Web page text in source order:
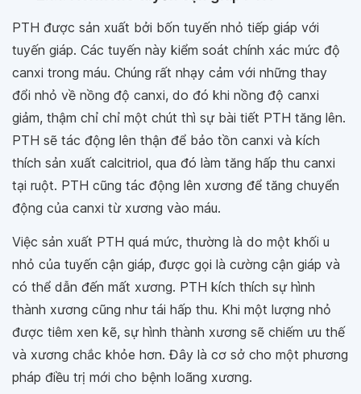
PTH được sản xuất bởi bốn tuyến nhỏ tiếp giáp với
tuyến giáp. Các tuyến này kiểm soát chính xác mức độ
canxi trong máu. Chúng rất nhạy cảm với những thay
đổi nhỏ về nồng độ canxi, do đó khi nồng độ canxi
giảm, thậm chỉ chỉ một chút thì sự bài tiết PTH tăng lên.
PTH sẽ tác động lên thận để bảo tồn canxi và kích
thích sản xuất calcitriol, qua đó làm tăng hấp thu canxi
tại ruột. PTH cũng tác động lên xương để tăng chuyển
động của canxi từ xương vào máu.
Việc sản xuất PTH quá mức, thường là do một khối u
nhỏ của tuyến cận giáp, được gọi là cường cận giáp và
có thể dẫn đến mất xương. PTH kích thích sự hình
thành xương cũng như tái hấp thu. Khi một lượng nhỏ
được tiêm xen kẽ, sự hình thành xương sẽ chiếm ưu thế
và xương chắc khỏe hơn. Đây là cơ sở cho một phương
pháp điều trị mới cho bệnh loãng xương.